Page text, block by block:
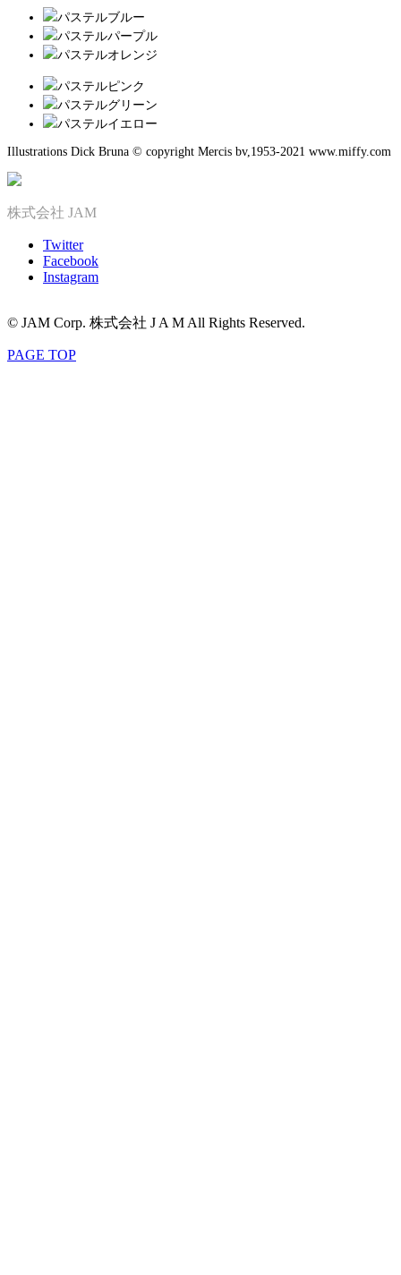
パステルブルー
パステルパープル
パステルオレンジ
パステルピンク
パステルグリーン
パステルイエロー
Illustrations Dick Bruna © copyright Mercis bv,1953-2021 www.miffy.com
株式会社 JAM
Twitter
Facebook
Instagram
© JAM Corp. 株式会社 J A M All Rights Reserved.
PAGE TOP